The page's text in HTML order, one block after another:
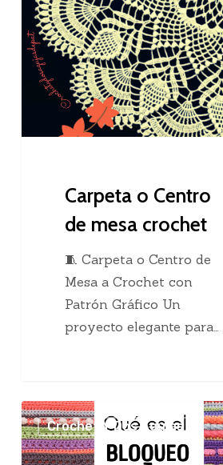
Centro
de
mesa
crochet
Carpeta o Centro
de mesa crochet
🧵 Carpeta o Centro de
Mesa a Crochet con
Patrón Gráfico Un
proyecto elegante para…
El
maravilloso
bloqueo
Crochet Y Dos Agujas